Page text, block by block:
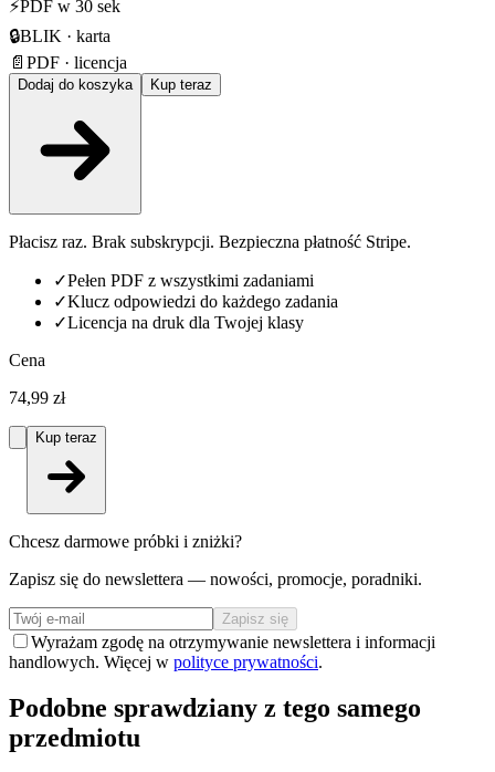
⚡PDF w 30 sek
🔒BLIK · karta
📄 PDF · licencja
Dodaj do koszyka Kup teraz
Płacisz raz. Brak subskrypcji. Bezpieczna płatność Stripe.
✓Pełen PDF z wszystkimi zadaniami
✓Klucz odpowiedzi do każdego zadania
✓Licencja na druk dla Twojej klasy
Cena
74,99 zł
Kup teraz
Chcesz darmowe próbki i zniżki?
Zapisz się do newslettera — nowości, promocje, poradniki.
Zapisz się
Wyrażam zgodę na otrzymywanie newslettera i informacji
handlowych. Więcej w polityce prywatności.
Podobne sprawdziany z tego samego
przedmiotu